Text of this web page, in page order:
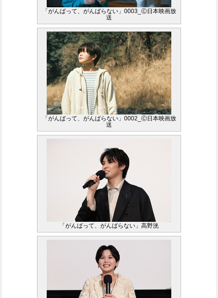
「がんばって、がんばらない」0003_Ⓒ日本映画放
送
「がんばって、がんばらない」0002_Ⓒ日本映画放
送
「がんばって、がんばらない」高野洸